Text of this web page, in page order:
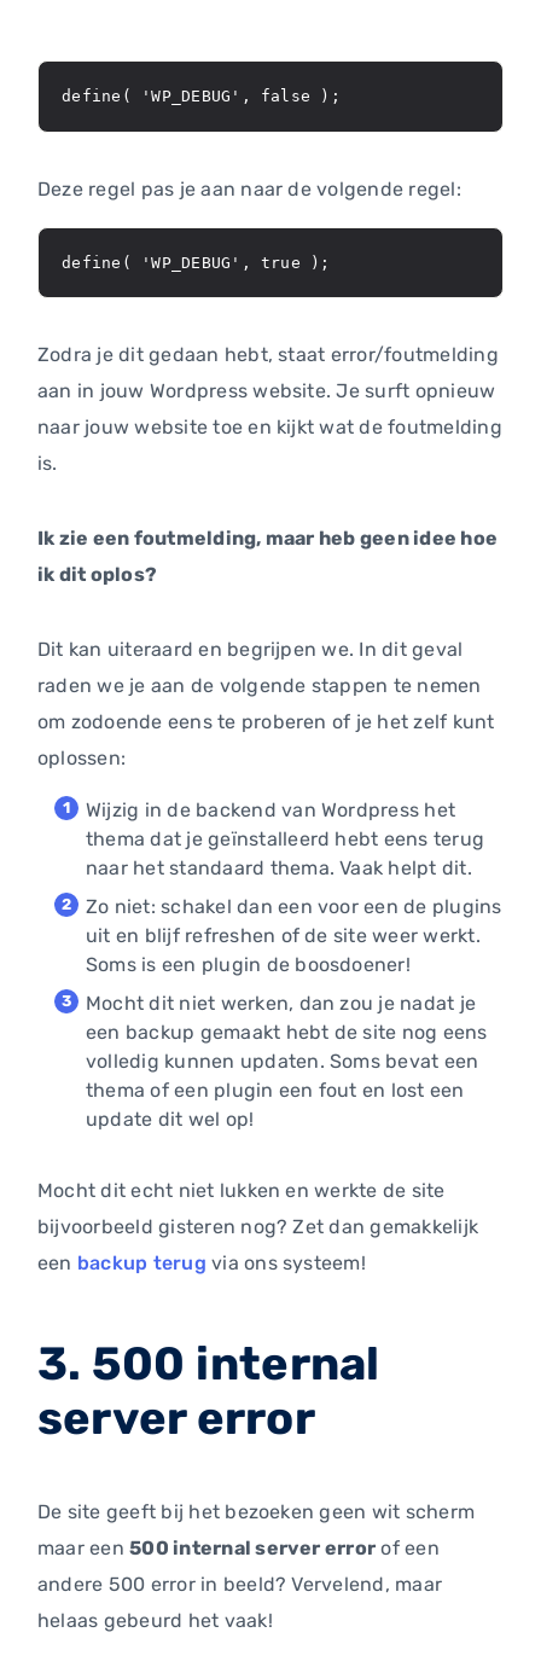
define( 'WP_DEBUG', false );
Deze regel pas je aan naar de volgende regel:
define( 'WP_DEBUG', true );
Zodra je dit gedaan hebt, staat error/foutmelding
aan in jouw Wordpress website. Je surft opnieuw
naar jouw website toe en kijkt wat de foutmelding
is.
Ik zie een foutmelding, maar heb geen idee hoe
ik dit oplos?
Dit kan uiteraard en begrijpen we. In dit geval
raden we je aan de volgende stappen te nemen
om zodoende eens te proberen of je het zelf kunt
oplossen:
Wijzig in de backend van Wordpress het
thema dat je geïnstalleerd hebt eens terug
naar het standaard thema. Vaak helpt dit.
Zo niet: schakel dan een voor een de plugins
uit en blijf refreshen of de site weer werkt.
Soms is een plugin de boosdoener!
Mocht dit niet werken, dan zou je nadat je
een backup gemaakt hebt de site nog eens
volledig kunnen updaten. Soms bevat een
thema of een plugin een fout en lost een
update dit wel op!
Mocht dit echt niet lukken en werkte de site
bijvoorbeeld gisteren nog? Zet dan gemakkelijk
een backup terug via ons systeem!
3. 500 internal
server error
De site geeft bij het bezoeken geen wit scherm
maar een500 internal server error of een
andere 500 error in beeld? Vervelend, maar
helaas gebeurd het vaak!